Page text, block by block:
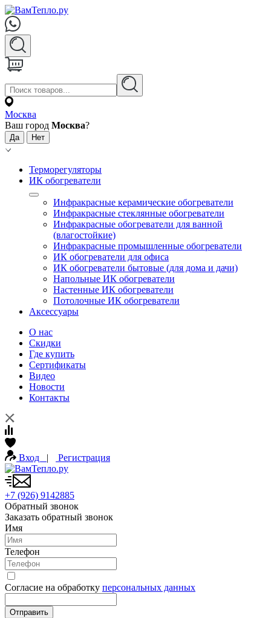
Москва
Ваш город Москва?
Терморегуляторы
ИК обогреватели
Инфракрасные керамические обогреватели
Инфракрасные стеклянные обогреватели
Инфракрасные обогреватели для ванной
(влагостойкие)
Инфракрасные промышленные обогреватели
ИК обогреватели для офиса
ИК обогреватели бытовые (для дома и дачи)
Напольные ИК обогреватели
Настенные ИК обогреватели
Потолочные ИК обогреватели
Аксессуары
О нас
Скидки
Где купить
Сертификаты
Видео
Новости
Контакты
Вход | Регистрация
+7 (926) 9142885
Обратный звонок
Заказать обратный звонок
Имя
Телефон
Согласие на обработку персональных данных
Отправить